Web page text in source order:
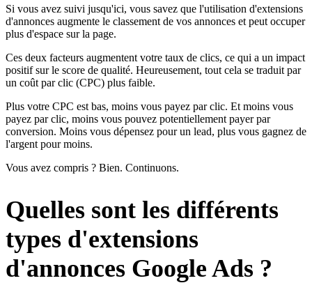
Si vous avez suivi jusqu'ici, vous savez que l'utilisation d'extensions
d'annonces augmente le classement de vos annonces et peut occuper
plus d'espace sur la page.
Ces deux facteurs augmentent votre taux de clics, ce qui a un impact
positif sur le score de qualité. Heureusement, tout cela se traduit par
un coût par clic (CPC) plus faible.
Plus votre CPC est bas, moins vous payez par clic. Et moins vous
payez par clic, moins vous pouvez potentiellement payer par
conversion. Moins vous dépensez pour un lead, plus vous gagnez de
l'argent pour moins.
Vous avez compris ? Bien. Continuons.
Quelles sont les différents
types d'extensions
d'annonces Google Ads ?